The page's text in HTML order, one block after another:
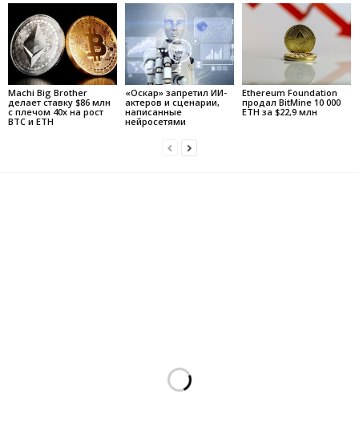
Machi Big Brother
делает ставку $86 млн
с плечом 40x на рост
BTC и ETH
«Оскар» запретил ИИ-
актеров и сценарии,
написанные
нейросетями
Ethereum Foundation
продал BitMine 10 000
ETH за $22,9 млн